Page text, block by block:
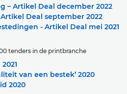
– Artikel Deal december 2022
Deal september 2022
- Artikel Deal mei 2021
tenders in de printbranche
van een bestek’ 2020
2020